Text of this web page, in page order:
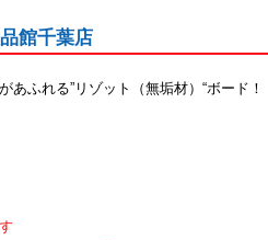
館千葉店
あふれる”リゾット（無垢材）“ボード！